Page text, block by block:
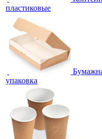
пластиковые
упаковка